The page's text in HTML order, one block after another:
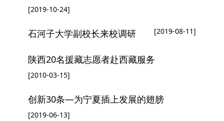
[2019-10-24]
石河子大学副校长来校调研 [2019-08-11]
陕西20名援藏志愿者赴西藏服务
[2010-03-15]
创新30条—为宁夏插上发展的翅膀
[2019-06-13]